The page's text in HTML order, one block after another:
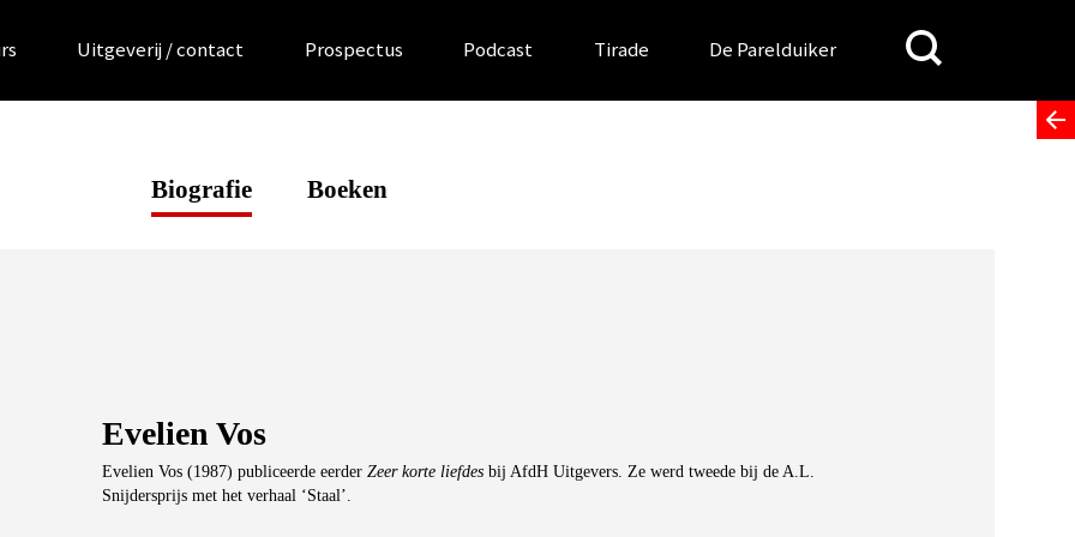
Uitgeverij / contact Prospectus Podcast Tirade De Parelduiker
Search
for:
Biografie Boeken
Evelien Vos
Evelien Vos (1987) publiceerde eerder Zeer korte liefdesbij AfdH Uitgevers. Ze werd tweede bij de A.L.
Snijdersprijs met het verhaal ‘Staal’.